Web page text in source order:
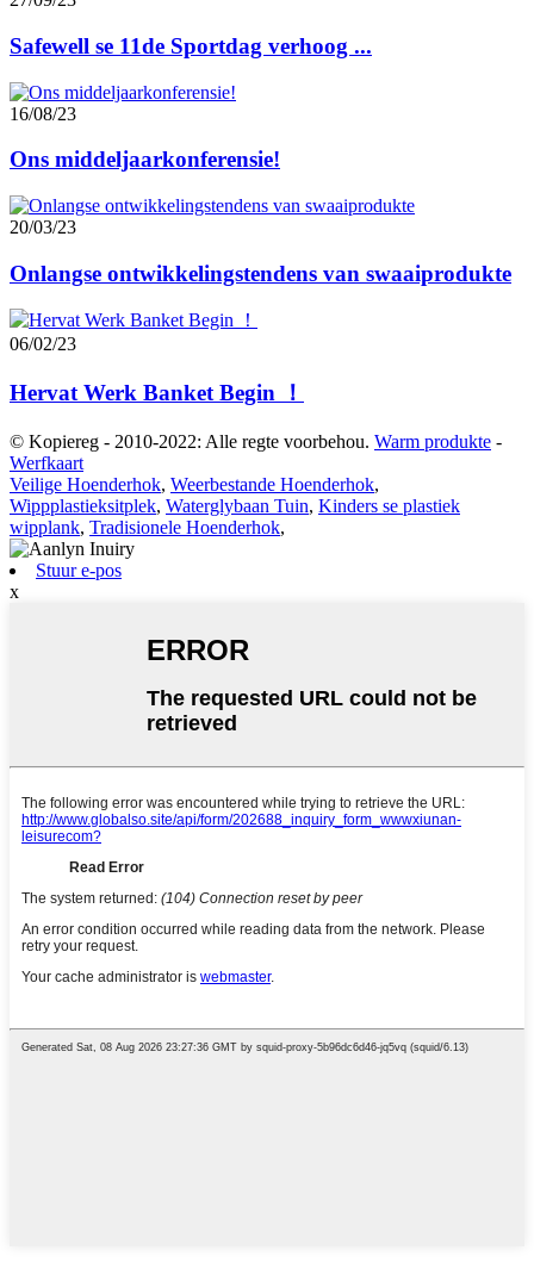
Safewell se 11de Sportdag verhoog ...
16/08/23
Ons middeljaarkonferensie!
20/03/23
Onlangse ontwikkelingstendens van swaaiprodukte
06/02/23
Hervat Werk Banket Begin ！
© Kopiereg - 2010-2022: Alle regte voorbehou. Warm produkte -
Werfkaart
Veilige Hoenderhok, Weerbestande Hoenderhok,
Wippplastieksitplek, Waterglybaan Tuin, Kinders se plastiek
wipplank, Tradisionele Hoenderhok,
Stuur e-pos
x